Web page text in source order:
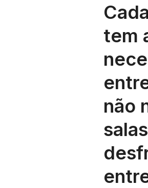
tem
não